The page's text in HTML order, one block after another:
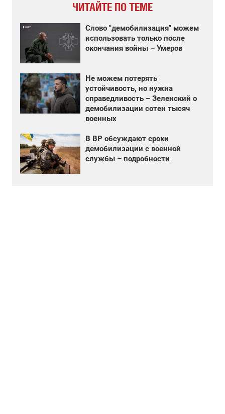
ЧИТАЙТЕ ПО ТЕМЕ
Слово "демобилизация" можем
использовать только после
окончания войны – Умеров
Не можем потерять
устойчивость, но нужна
справедливость – Зеленский о
демобилизации сотен тысяч
военных
В ВР обсуждают сроки
демобилизации с военной
службы – подробности